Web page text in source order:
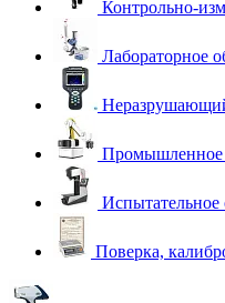
Контрольно-
Лабораторное
Промышленное
Испытательное
Поверка,